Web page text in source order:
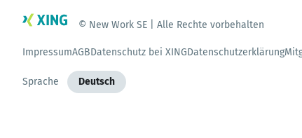
© New Work SE | Alle Rechte vorbehalten
ImpressumAGBDatenschutz bei XINGDatenschutzerklärung
Sprache Deutsch